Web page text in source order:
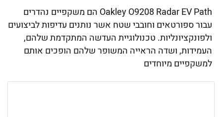
Oakley O9208 Radar EV Path הם משקפיים נהדרים
עבור ספורטאים וחובבי שטח אשר נותנים עדיפות לביצועים
ולפונקציונליות. טכנולוגיית העדשה המתקדמת שלהם,
העמידות, ושדה הראייה המשופר שלהם הופכים אותם
למשקפיים מיוחדים